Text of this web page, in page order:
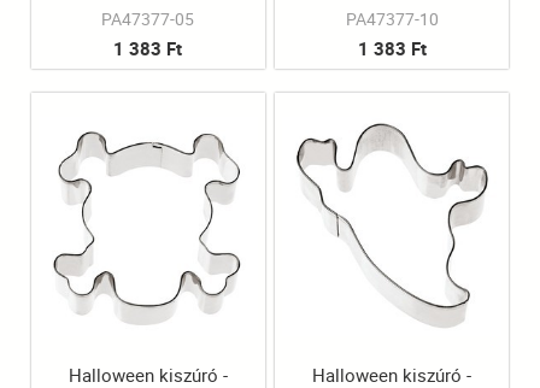
PA47377-05
1 383 Ft
PA47377-10
1 383 Ft
Halloween kiszúró -
Halloween kiszúró -